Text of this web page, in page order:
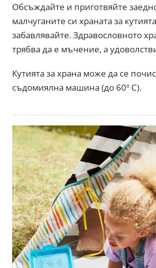
Обсъждайте и приготвяйте
малчуганите си храната за
забавлявайте. Здравословното
трябва да е мъчение, а
Кутията за храна може да се
съдомиялна машина (до 60º С).